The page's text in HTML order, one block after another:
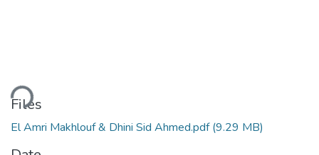
Files
El Amri Makhlouf & Dhini Sid Ahmed.pdf(9.29 MB)